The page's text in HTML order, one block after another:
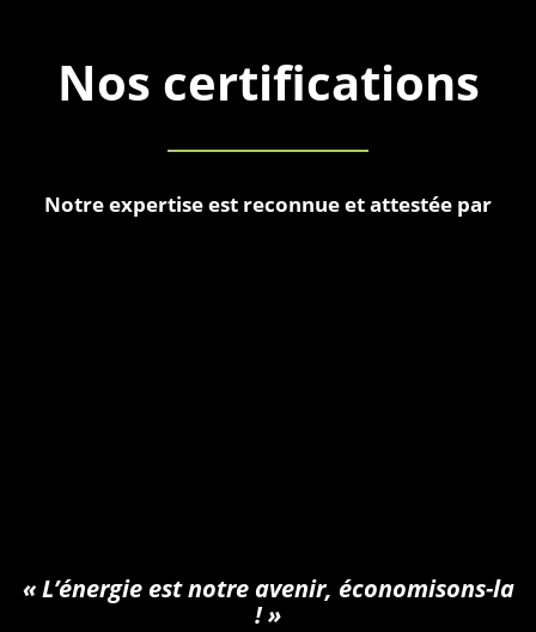
Nos certifications
Notre expertise est reconnue et attestée par
« L’énergie est notre avenir, économisons-la
! »